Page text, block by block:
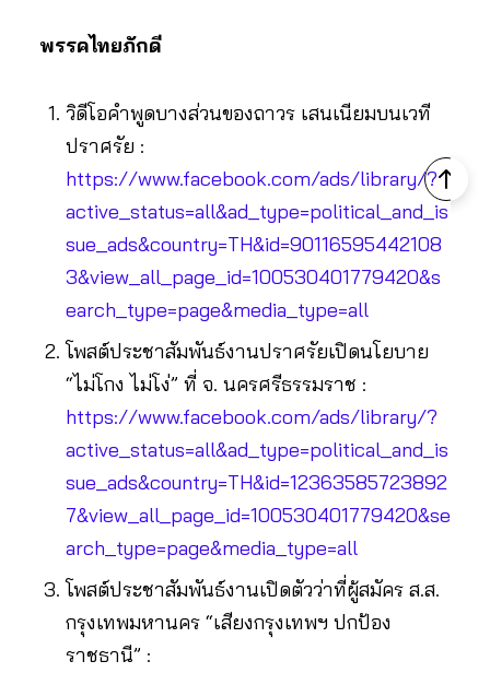
พรรคไทยภักดี
วิดีโอคำพูดบางส่วนของถาวร เสนเนียมบนเวที
ปราศรัย :
https://www.facebook.com/ads/library/?
active_status=all&ad_type=political_and_is
sue_ads&country=TH&id=90116595442108
3&view_all_page_id=100530401779420&s
earch_type=page&media_type=all
โพสต์ประชาสัมพันธ์งานปราศรัยเปิดนโยบาย
“ไม่โกง ไม่โง่” ที่ จ. นครศรีธรรมราช :
https://www.facebook.com/ads/library/?
active_status=all&ad_type=political_and_is
sue_ads&country=TH&id=12363585723892
7&view_all_page_id=100530401779420&se
arch_type=page&media_type=all
โพสต์ประชาสัมพันธ์งานเปิดตัวว่าที่ผู้สมัคร ส.ส.
กรุงเทพมหานคร “เสียงกรุงเทพฯ ปกป้อง
ราชธานี” :